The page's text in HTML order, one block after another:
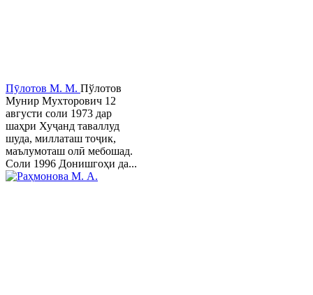
Пӯлотов М. М. Пўлотов
Мунир Мухторович 12
августи соли 1973 дар
шаҳри Хуҷанд таваллуд
шуда, миллаташ тоҷик,
маълумоташ олӣ мебошад.
Соли 1996 Донишгоҳи да...